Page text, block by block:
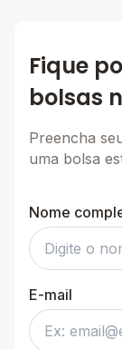
Fique
bolsas
Preencha
uma bolsa
Nome
E-mail